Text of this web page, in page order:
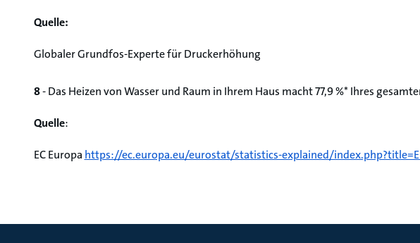
Quelle:
Globaler Grundfos-Experte für Druckerhöhung
8- Das Heizen von Wasser und Raum in Ihrem Haus macht 77,9 %* Ihres
Quelle:
EC Europa https://ec.europa.eu/eurostat/statistics-explained/